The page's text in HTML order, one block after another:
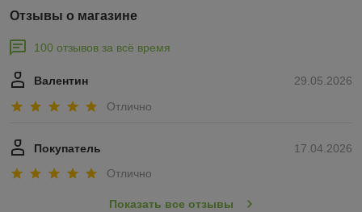
Отзывы о магазине
100 отзывов за всё время
29.05.2026
Валентин
Отлично
17.04.2026
Покупатель
Отлично
Показать все отзывы